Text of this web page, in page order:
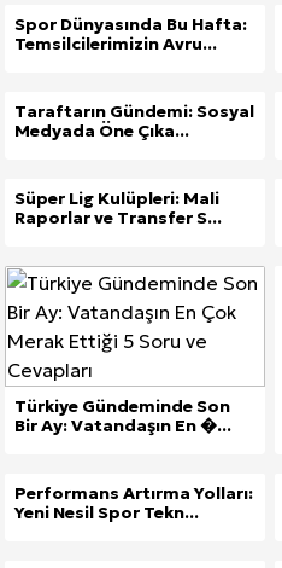
Spor Dünyasında Bu Hafta:
Temsilcilerimizin Avru...
Taraftarın Gündemi: Sosyal
Medyada Öne Çıka...
Süper Lig Kulüpleri: Mali
Raporlar ve Transfer S...
Türkiye Gündeminde Son
Bir Ay: Vatandaşın En �...
Performans Artırma Yolları:
Yeni Nesil Spor Tekn...